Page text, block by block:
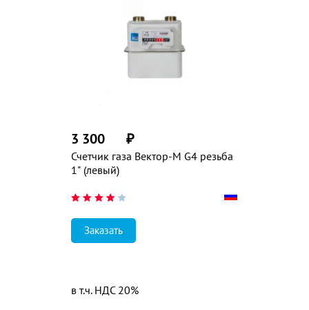
Счетчик газа Вектор-М G4 резьба
1" (левый)
3 300 ₽
Заказать
в т.ч. НДС 20%